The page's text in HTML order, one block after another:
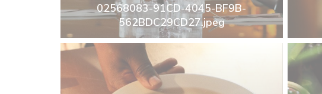
02568083-91CD-4045-BF9B-
562BDC29CD27.jpeg